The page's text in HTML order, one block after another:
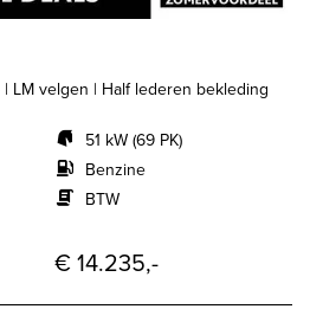
LM velgen | Half lederen bekleding
51 kW (69 PK)
Benzine
BTW
€ 14.235,-